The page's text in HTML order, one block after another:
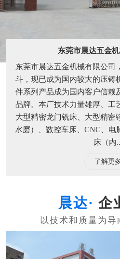
东莞市晨达五金
东莞市晨达五金机械有限公司
斗，现已成为国内较大的压铸
件系列产品成为国内客户信赖
品牌。本厂技术力量雄厚、工
大型精密龙门铣床、大型精密
水磨）、数控车床、CNC、电
床（内
了解更
企